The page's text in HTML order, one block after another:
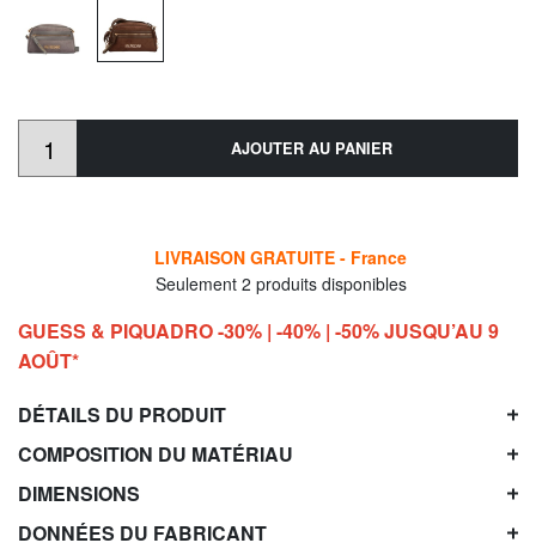
AJOUTER AU PANIER
LIVRAISON GRATUITE - France
Seulement 2 produits disponibles
GUESS & PIQUADRO -30% | -40% | -50% JUSQU’AU 9
AOÛT*
DÉTAILS DU PRODUIT
COMPOSITION DU MATÉRIAU
DIMENSIONS
DONNÉES DU FABRICANT